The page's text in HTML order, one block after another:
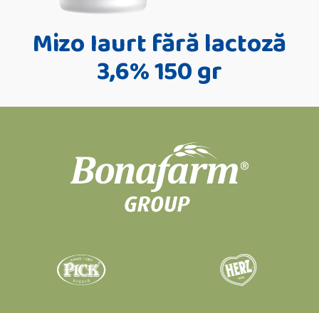
Mizo Iaurt fără lactoză
3,6% 150 gr